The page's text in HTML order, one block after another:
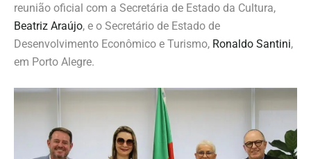
reunião oficial com a Secretária de Estado da Cultura,
Beatriz Araújo, e o Secretário de Estado de
Desenvolvimento Econômico e Turismo, Ronaldo Santini,
em Porto Alegre.